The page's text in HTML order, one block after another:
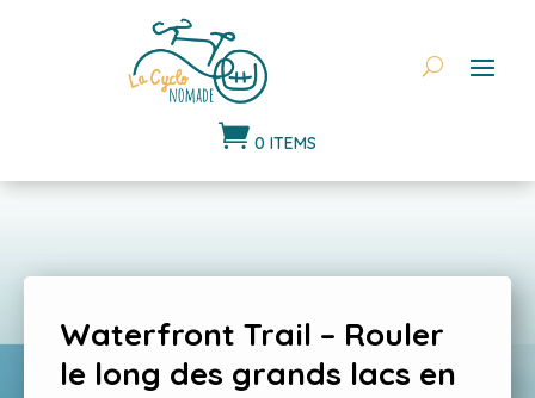
 0 ITEMS
Waterfront Trail – Rouler
le long des grands lacs en